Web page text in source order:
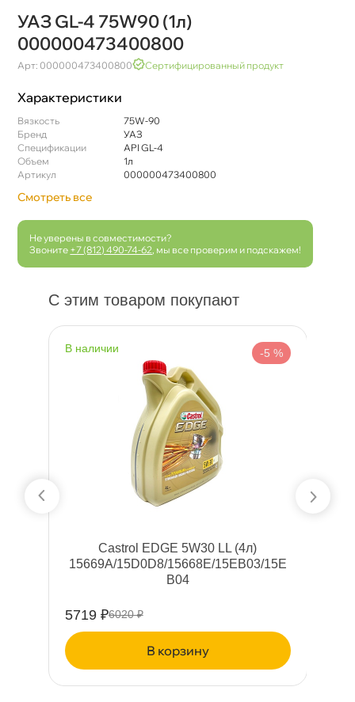
УАЗ GL-4 75W90 (1л)
000000473400800
Арт: 000000473400800 Сертифицированный продукт
Характеристики
язкость
75W-90
Бренд
УАЗ
Спецификации
API GL-4
Объем
1л
Артикул
000000473400800
Смотреть все
Не уверены в совместимости?
Звоните +7 (812) 490-74-62 , мы все проверим и подскажем!
С этим товаром покупают
наличии -5 %
Castrol EDGE 5W30 LL (4л)
15669A/15D0D8/15668E/15EB03/15E
B04
5719 ₽6020 ₽
корзину